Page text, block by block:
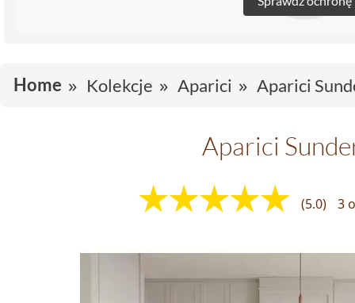
Home Kolekcje Aparici Aparici
Aparici
(5.0) 3